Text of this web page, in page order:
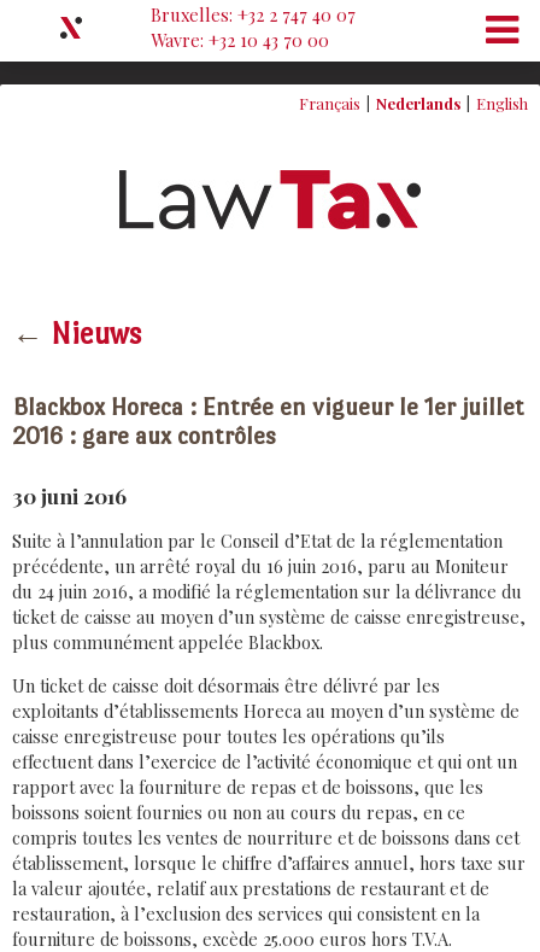
Français Nederlands English
← Nieuws
Blackbox Horeca : Entrée en vigueur le 1er juillet
2016 : gare aux contrôles
30 juni 2016
Suite à l’annulation par le Conseil d’Etat de la réglementation
précédente, un arrêté royal du 16 juin 2016, paru au Moniteur
du 24 juin 2016, a modifié la réglementation sur la délivrance du
ticket de caisse au moyen d’un système de caisse enregistreuse,
plus communément appelée Blackbox.
Un ticket de caisse doit désormais être délivré par les
exploitants d’établissements Horeca au moyen d’un système de
caisse enregistreuse pour toutes les opérations qu’ils
effectuent dans l’exercice de l’activité économique et qui ont un
rapport avec la fourniture de repas et de boissons, que les
boissons soient fournies ou non au cours du repas, en ce
compris toutes les ventes de nourriture et de boissons dans cet
établissement, lorsque le chiffre d’affaires annuel, hors taxe sur
la valeur ajoutée, relatif aux prestations de restaurant et de
restauration, à l’exclusion des services qui consistent en la
fourniture de boissons, excède 25.000 euros hors T.V.A.
Bruxelles: +32 2 747 40 07
Wavre: +32 10 43 70 00